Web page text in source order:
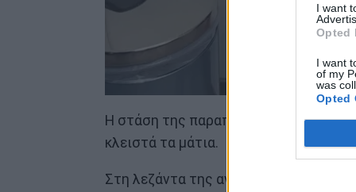
I want
Opted
I want
of my
was
Opted
Η στάση της παραπέμπει σε εμβρυακή
κλειστά τα μάτια.
Στη λεζάντα της ανάρτησης, η ίδια